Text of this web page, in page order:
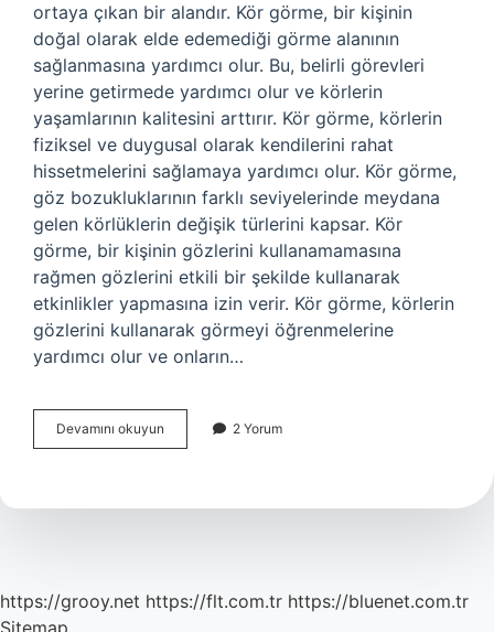
ortaya çıkan bir alandır. Kör görme, bir kişinin
doğal olarak elde edemediği görme alanının
sağlanmasına yardımcı olur. Bu, belirli görevleri
yerine getirmede yardımcı olur ve körlerin
yaşamlarının kalitesini arttırır. Kör görme, körlerin
fiziksel ve duygusal olarak kendilerini rahat
hissetmelerini sağlamaya yardımcı olur. Kör görme,
göz bozukluklarının farklı seviyelerinde meydana
gelen körlüklerin değişik türlerini kapsar. Kör
görme, bir kişinin gözlerini kullanamamasına
rağmen gözlerini etkili bir şekilde kullanarak
etkinlikler yapmasına izin verir. Kör görme, körlerin
gözlerini kullanarak görmeyi öğrenmelerine
yardımcı olur ve onların…
Devamını okuyun
görme
2 Yorum
https://grooy.net https://flt.com.tr https://bluenet.com.tr
Sitemap